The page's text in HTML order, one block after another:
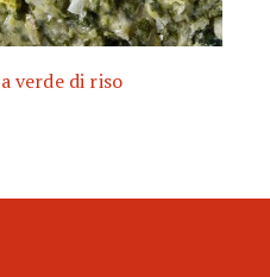
verde di riso